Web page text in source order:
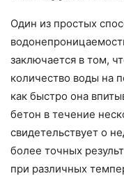
Один из простых
заключается в том,
количество воды на
как быстро она
бетон в течение
свидетельствует о
более точных
при различных